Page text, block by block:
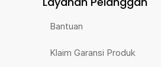
Bantuan
Klaim Garansi Produk